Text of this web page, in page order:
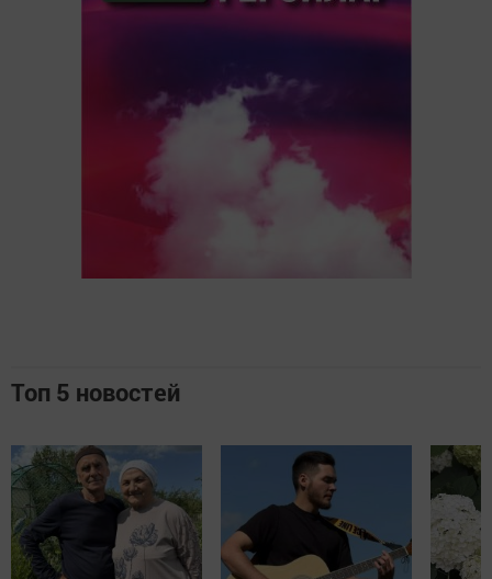
Топ 5 новостей